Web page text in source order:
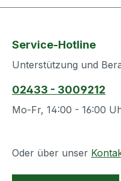
eine persönliche
(schwarz)Schriftzug:
Innenbereich
(B/H/T) 41x16x5 cm
1 Stück Lieferung
Abbildung in
Service-Hotline
Unterstützung und
02433 - 3009212
Mo-Fr, 14:00 - 16:00
Oder über unser